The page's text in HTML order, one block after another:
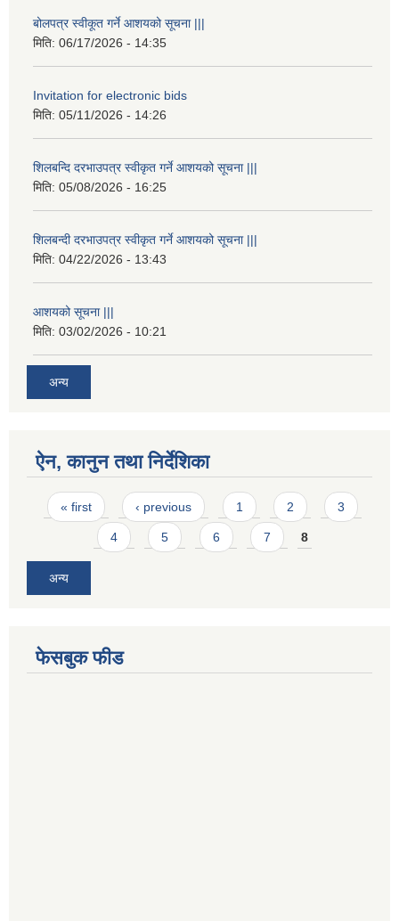
बोलपत्र स्वीकूत गर्ने आशयको सूचना |||
मिति: 06/17/2026 - 14:35
Invitation for electronic bids
मिति: 05/11/2026 - 14:26
शिलबन्दि दरभाउपत्र स्वीकृत गर्ने आशयको सूचना |||
मिति: 05/08/2026 - 16:25
शिलबन्दी दरभाउपत्र स्वीकृत गर्ने आशयको सूचना |||
मिति: 04/22/2026 - 13:43
आशयको सूचना |||
मिति: 03/02/2026 - 10:21
अन्य
ऐन, कानुन तथा निर्देशिका
Pages
« first ‹ previous 1 2 3
4 5 6 7 8
अन्य
फेसबुक फीड